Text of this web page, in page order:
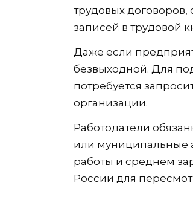
трудовых договоров,
записей в трудовой
Даже если
безвыходной. Для
потребуется
организации.
Работодатели
или муниципальные
работы и среднем
России для